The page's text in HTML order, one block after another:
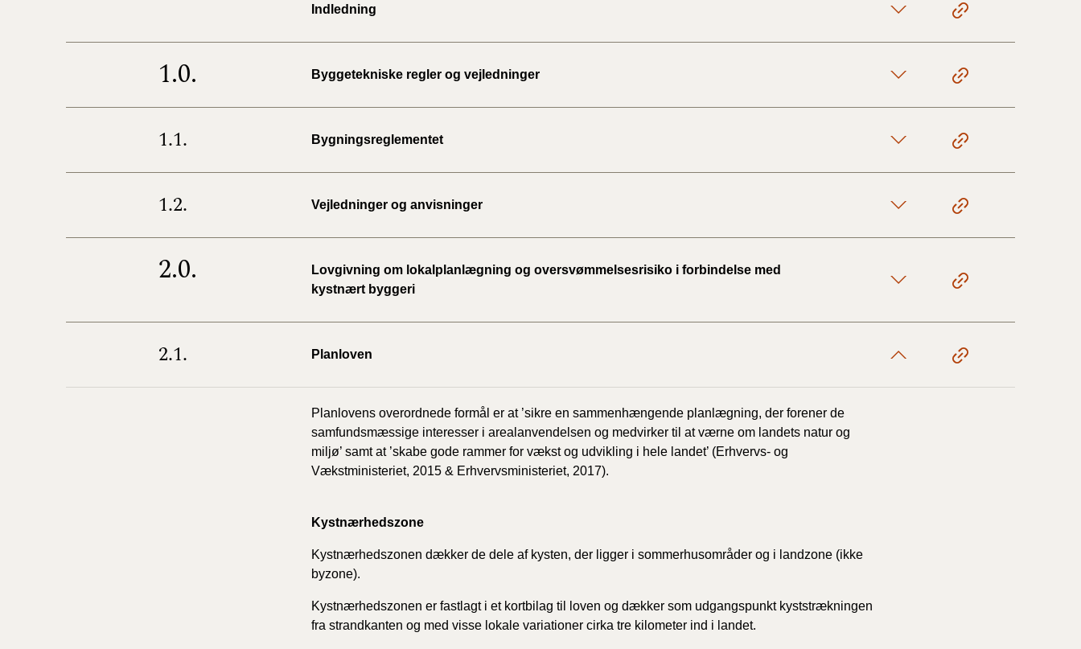
BR18 (1/1-9/3 2020)
BR18 (1/1-4/7 2019)
BR15 (2015-2018)
Tidligere BR (1961-
Indledning
1.0. Byggetekniske regler og vejledninger
1.1. Bygningsreglementet
1.2. Vejledninger og anvisninger
2.0.
Lovgivning om lokalplanlægning og oversvømmelsesrisiko i forbindelse med
kystnært byggeri
2.1. Planloven
Planlovens overordnede formål er at ’sikre en sammenhængende planlægning, der forener de
samfundsmæssige interesser i arealanvendelsen og medvirker til at værne om landets natur og
miljø’ samt at ’skabe gode rammer for vækst og udvikling i hele landet’ (Erhvervs- og
Vækstministeriet, 2015 & Erhvervsministeriet, 2017).
Kystnærhedszone
Kystnærhedszonen dækker de dele af kysten, der ligger i sommerhusområder og i landzone (ikke
byzone).
Kystnærhedszonen er fastlagt i et kortbilag til loven og dækker som udgangspunkt kyststrækningen
fra strandkanten og med visse lokale variationer cirka tre kilometer ind i landet.